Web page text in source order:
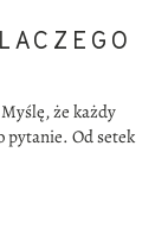
że każdy
pytanie. Od setek